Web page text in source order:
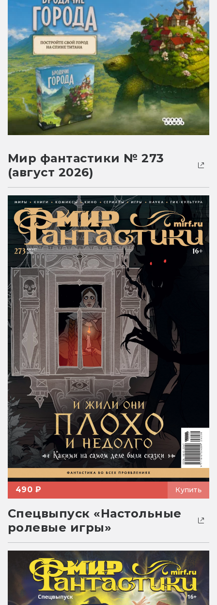
Мир фантастики № 273
(август 2026)
490 ₽ Купить
Спецвыпуск «Настольные
ролевые игры»